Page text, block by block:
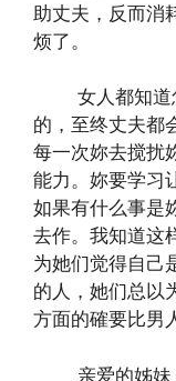
助丈夫，反而消
烦了。
女人都知道怎
的，至终丈夫都
每一次妳去搅扰
能力。妳要学习
如果有什么事是
去作。我知道这
为她们觉得自己
的人，她们总以
方面的確要比男
亲爱的姊妹，